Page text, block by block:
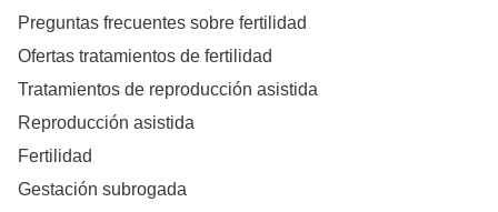
Preguntas frecuentes sobre fertilidad
Ofertas tratamientos de fertilidad
Tratamientos de reproducción asistida
Reproducción asistida
Fertilidad
Gestación subrogada